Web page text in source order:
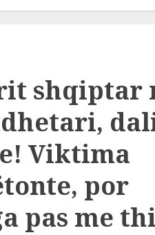
shqiptar
Viktima
por
pas me